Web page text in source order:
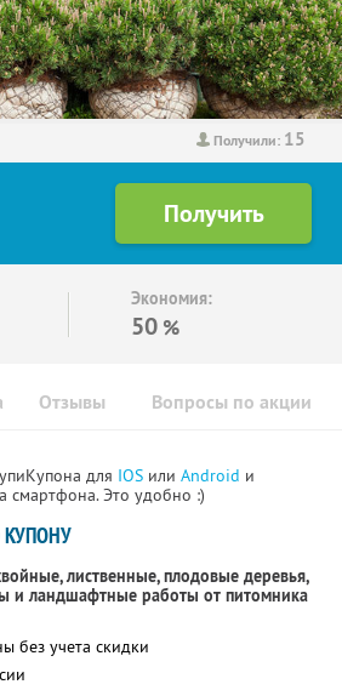
Получили: 15
Экономия:
50 %
Отзывы Вопросы по акции
для IOS или Android и
смартфона. Это удобно :)
лиственные, плодовые деревья,
и ландшафтные работы от питомника
без учета скидки